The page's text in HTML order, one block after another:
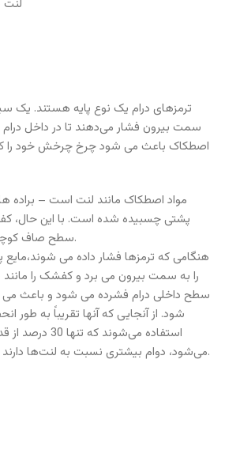
ترمزهای درام یک نوع پایه هستند. یک
سمت بیرون فشار می‌دهند تا در داخل
اصطکاک باعث می شود چرخ چرخش خود را
مواد اصطکاک مانند لنت است –
پشتی چسبیده شده است. با این حال،
سطح صاف کوچک باشند، منحنی هستند.
هنگامی که ترمزها فشار داده می
را به سمت بیرون می برد و کفشک را
سطح داخلی درام فشرده می شود و باعث
شود. از آنجایی که آنها تقریباً به
استفاده می‌شوند
می‌شود، دوام بیشتری نسبت به لنت‌ها دارند – تقریباً 120000 کیلومتر.